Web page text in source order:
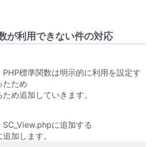
が利用できない件の対応
PHP標準関数は明示的に利用を設定す
たため
め追加していきます。
SC_View.phpに追加する
加します。